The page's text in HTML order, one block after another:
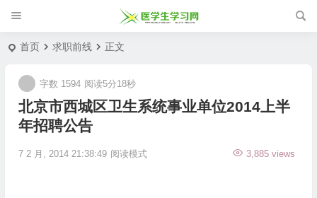
首页 求职前线 正文
北京市西城区卫生系统事业单位2014上半
年招聘公告
7 2 月, 2014 21:38:49 3,885 views
字数 1594 阅读5分18秒
阅读模式